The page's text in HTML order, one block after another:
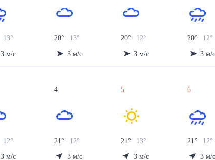
13°
3 м/с
20° 13°
3 м/с
20° 12°
3 м/с
20° 12°
3 м/с
12°
3 м/с
4
21° 12°
3 м/с
5
21° 13°
3 м/с
6
21° 12°
3 м/с